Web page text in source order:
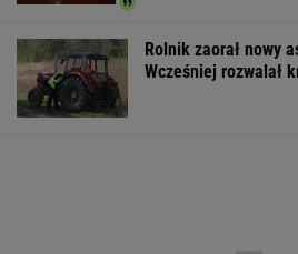
Rolnik zaorał nowy
Wcześniej rozwalał